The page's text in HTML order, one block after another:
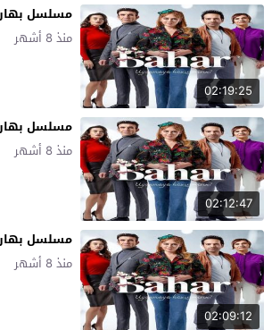
02:19:25
مسلسل بهار
منذ 8 أشهر
02:12:47
مسلسل بهار
منذ 8 أشهر
02:09:12
مسلسل بهار
منذ 8 أشهر